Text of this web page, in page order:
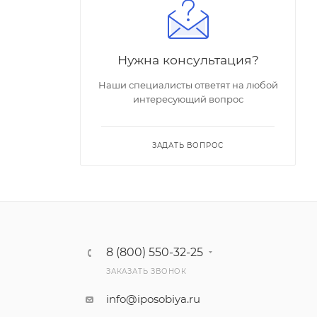
Нужна консультация?
Наши специалисты ответят на любой
интересующий вопрос
ЗАДАТЬ ВОПРОС
8 (800) 550-32-25
ЗАКАЗАТЬ ЗВОНОК
info@iposobiya.ru